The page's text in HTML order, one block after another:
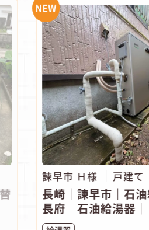
NEW
諫早市 Ｈ様 戸建て
長崎｜諫早市｜石油給
長府 石油給湯器｜Ｈ